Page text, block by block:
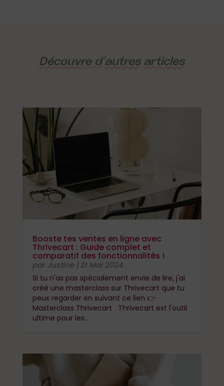
Découvre d’autres articles
Booste tes ventes en ligne avec
Thrivecart : Guide complet et
comparatif des fonctionnalités !
parJustine|21 Mai 2024
Si tu n'as pas spécialement envie de lire, j'ai
créé une masterclass sur Thrivecart que tu
peux regarder en suivant ce lien 👉
Masterclass Thrivecart Thrivecart est l'outil
ultime pour les...